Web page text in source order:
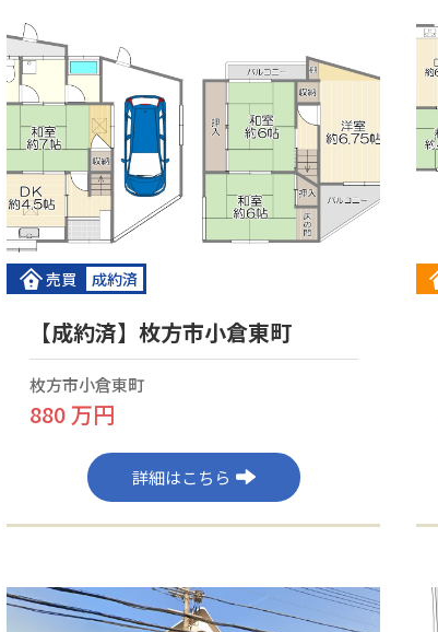
売買 成約済
【成約済】枚方市小倉東町
枚方市小倉東町
880 万円
詳細はこちら